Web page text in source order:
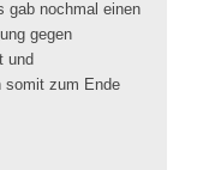
gab nochmal einen
gegen
und
somit zum Ende